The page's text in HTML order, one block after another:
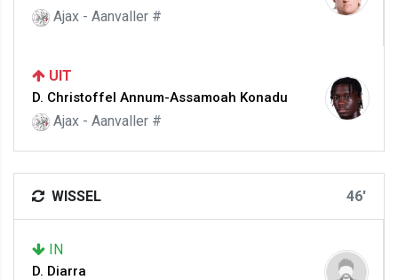
Ajax - Aanvaller #
UIT
D. Christoffel Annum-Assamoah Konadu
Ajax - Aanvaller #
WISSEL 46'
IN
D. Diarra